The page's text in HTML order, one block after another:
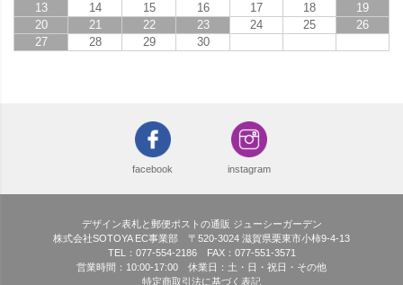
13
14 15 16 17 18
19
20
21 22 23 24 25
26
27
28 29 30
facebook instagram
デザイン表札と郵便ポストの通販 ジューシーガーデン
株式会社SOTOYA EC事業部 〒520-3024 滋賀県栗東市小柿9-4-13
TEL：077-554-2186 FAX：077-551-3571
営業時間：10:00-17:00 休業日：土・日・祝日・その他
特定商取引法に基づく表記